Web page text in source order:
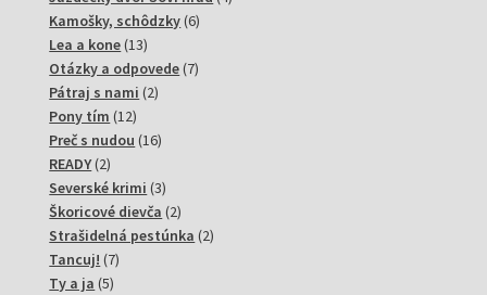
Kamošky, schôdzky 66
Lea a kone 1313
produktov
Otázky a odpovede 77
Pátraj s nami 22
Pony tím 1212
produktov
Preč s nudou 1616
READY 22
produkty
Severské krimi 33
produkty
Škoricové dievča 22
produkty
Strašidelná pestúnka 22
Tancuj! 77
Ty a ja 55